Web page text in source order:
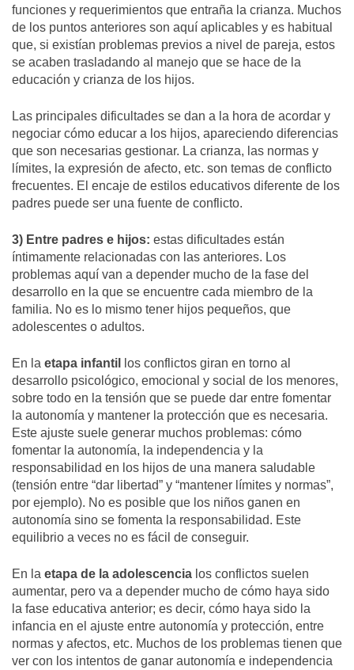
funciones y requerimientos que entraña la crianza. Muchos
de los puntos anteriores son aquí aplicables y es habitual
que, si existían problemas previos a nivel de pareja, estos
se acaben trasladando al manejo que se hace de la
educación y crianza de los hijos.
Las principales dificultades se dan a la hora de acordar y
negociar cómo educar a los hijos, apareciendo diferencias
que son necesarias gestionar. La crianza, las normas y
límites, la expresión de afecto, etc. son temas de conflicto
frecuentes. El encaje de estilos educativos diferente de los
padres puede ser una fuente de conflicto.
3) Entre padres e hijos: estas dificultades están
íntimamente relacionadas con las anteriores. Los
problemas aquí van a depender mucho de la fase del
desarrollo en la que se encuentre cada miembro de la
familia. No es lo mismo tener hijos pequeños, que
adolescentes o adultos.
En la etapa infantil
los conflictos giran en torno al
desarrollo psicológico, emocional y social de los menores,
sobre todo en la tensión que se puede dar entre fomentar
la autonomía y mantener la protección que es necesaria.
Este ajuste suele generar muchos problemas: cómo
fomentar la autonomía, la independencia y la
responsabilidad en los hijos de una manera saludable
(tensión entre “dar libertad” y “mantener límites y normas”,
por ejemplo). No es posible que los niños ganen en
autonomía sino se fomenta la responsabilidad. Este
equilibrio a veces no es fácil de conseguir.
En la etapa de la adolescencia los conflictos suelen
aumentar, pero va a depender mucho de cómo haya sido
la fase educativa anterior; es decir, cómo haya sido la
infancia en el ajuste entre autonomía y protección, entre
normas y afectos, etc. Muchos de los problemas tienen que
ver con los intentos de ganar autonomía e independencia